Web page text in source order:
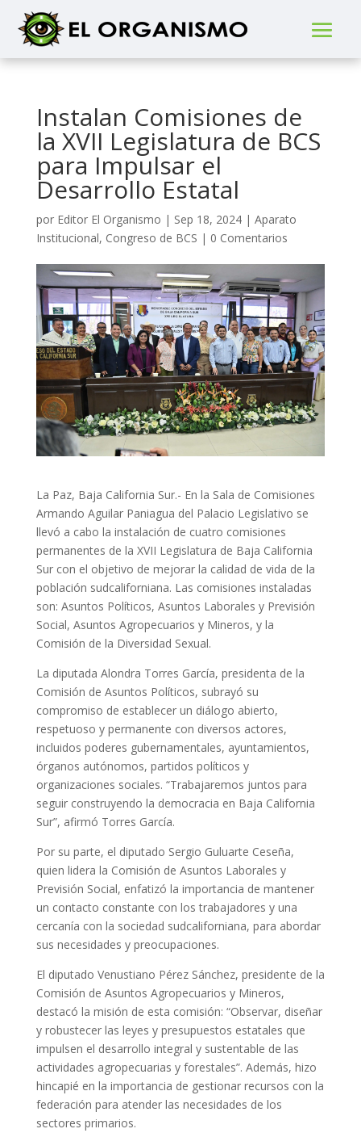
Instalan Comisiones de
la XVII Legislatura de BCS
para Impulsar el
Desarrollo Estatal
por Editor El Organismo | Sep 18, 2024| Aparato
Institucional, Congreso de BCS | 0 Comentarios
La Paz, Baja California Sur.- En la Sala de Comisiones
Armando Aguilar Paniagua del Palacio Legislativo se
llevó a cabo la instalación de cuatro comisiones
permanentes de la XVII Legislatura de Baja California
Sur con el objetivo de mejorar la calidad de vida de la
población sudcaliforniana. Las comisiones instaladas
son: Asuntos Políticos, Asuntos Laborales y Previsión
Social, Asuntos Agropecuarios y Mineros, y la
Comisión de la Diversidad Sexual.
La diputada Alondra Torres García, presidenta de la
Comisión de Asuntos Políticos, subrayó su
compromiso de establecer un diálogo abierto,
respetuoso y permanente con diversos actores,
incluidos poderes gubernamentales, ayuntamientos,
órganos autónomos, partidos políticos y
organizaciones sociales. “Trabajaremos juntos para
seguir construyendo la democracia en Baja California
Sur”, afirmó Torres García.
Por su parte, el diputado Sergio Guluarte Ceseña,
quien lidera la Comisión de Asuntos Laborales y
Previsión Social, enfatizó la importancia de mantener
un contacto constante con los trabajadores y una
cercanía con la sociedad sudcaliforniana, para abordar
sus necesidades y preocupaciones.
El diputado Venustiano Pérez Sánchez, presidente de la
Comisión de Asuntos Agropecuarios y Mineros,
destacó la misión de esta comisión: “Observar, diseñar
y robustecer las leyes y presupuestos estatales que
impulsen el desarrollo integral y sustentable de las
actividades agropecuarias y forestales”. Además, hizo
hincapié en la importancia de gestionar recursos con la
federación para atender las necesidades de los
sectores primarios.